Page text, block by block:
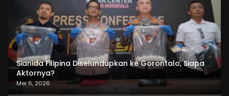
Sianida Filipina Diselundupkan ke Gorontalo, Siapa
Aktornya?
Mei 6, 2026